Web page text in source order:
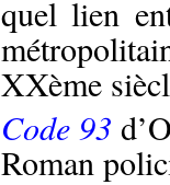
quel lien
XXème
Code 93
Roman